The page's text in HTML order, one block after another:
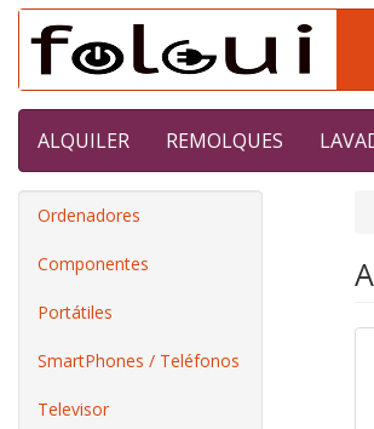
ALQUILER REMOLQUES
Ordenadores
Componentes
Portátiles
SmartPhones / Teléfonos
Televisor